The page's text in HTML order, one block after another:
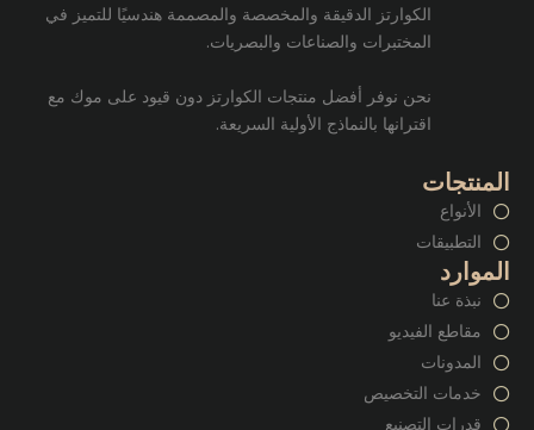
الكوارتز الدقيقة والمخصصة والمصممة هندسيًا للتميز في
المختبرات والصناعات والبصريات.
نحن نوفر أفضل منتجات الكوارتز دون قيود على موك مع
اقترانها بالنماذج الأولية السريعة.
المنتجات
الأنواع
التطبيقات
الموارد
نبذة عنا
مقاطع الفيديو
المدونات
خدمات التخصيص
قدرات التصنيع